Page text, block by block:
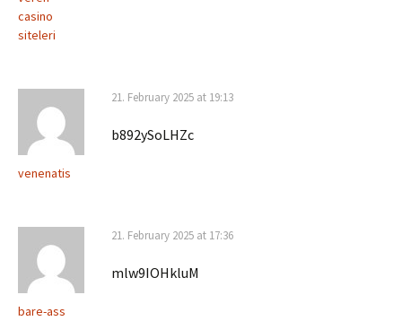
casino
siteleri
venenatis
21. February 2025 at 19:13
b892ySoLHZc
bare-ass
21. February 2025 at 17:36
mlw9IOHkluM